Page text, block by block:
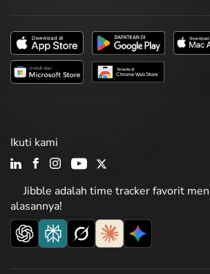
Jibble adalah time tracker favorit
alasannya!
Ikuti kami